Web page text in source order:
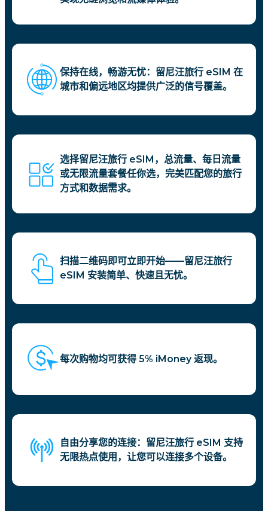
保持在线，畅游无忧：留尼汪旅行 eSIM 在
城市和偏远地区均提供广泛的信号覆盖。
选择留尼汪旅行 eSIM，总流量、每日流量
或无限流量套餐任你选，完美匹配您的旅行
方式和数据需求。
扫描二维码即可立即开始——留尼汪旅行
eSIM 安装简单、快速且无忧。
每次购物均可获得 5% iMoney 返现。
自由分享您的连接：留尼汪旅行 eSIM 支持
无限热点使用，让您可以连接多个设备。